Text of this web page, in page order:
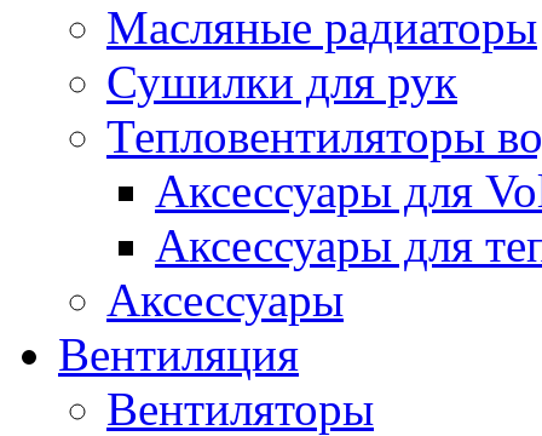
Масляные радиаторы
Сушилки для рук
Тепловентиляторы
Аксессуары для
Аксессуары для
Аксессуары
Вентиляция
Вентиляторы